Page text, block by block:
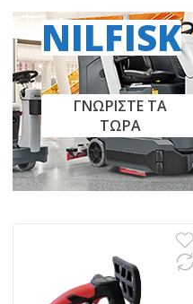
NILFISK
ΓΝΩΡΙΣΤΕ ΤΑ
ΤΩΡΑ